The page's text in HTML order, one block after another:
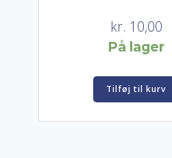
kr. 10,00
På lager
Tilføj til kurv